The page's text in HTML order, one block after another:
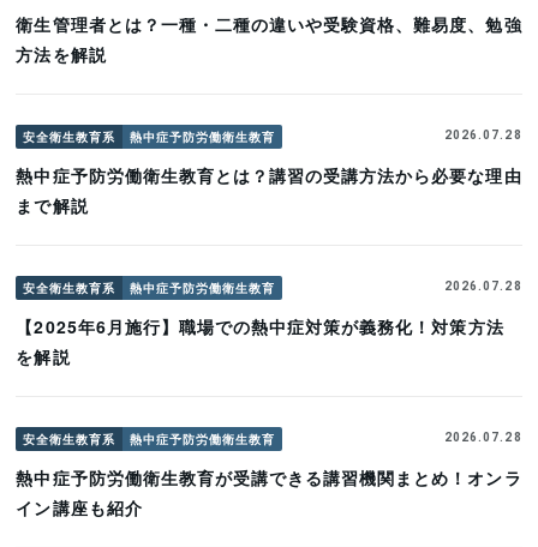
衛生管理者とは？一種・二種の違いや受験資格、難易度、勉強
方法を解説
安全衛生教育系 熱中症予防労働衛生教育 2026.07.28
熱中症予防労働衛生教育とは？講習の受講方法から必要な理由
まで解説
安全衛生教育系 熱中症予防労働衛生教育 2026.07.28
【2025年6月施行】職場での熱中症対策が義務化！対策方法
を解説
安全衛生教育系 熱中症予防労働衛生教育 2026.07.28
熱中症予防労働衛生教育が受講できる講習機関まとめ！オンラ
イン講座も紹介